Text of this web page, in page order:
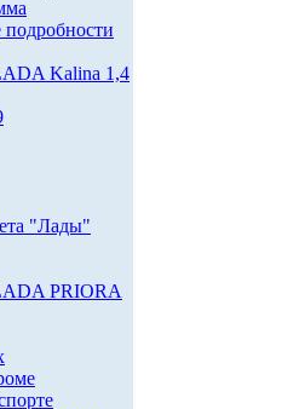
подробности
Kalina 1,4
"Лады"
PRIORA